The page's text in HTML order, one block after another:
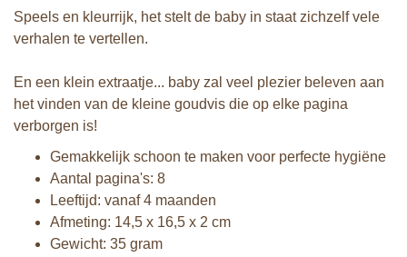
Speels en kleurrijk, het stelt de baby in staat zichzelf vele
verhalen te vertellen.
En een klein extraatje... baby zal veel plezier beleven aan
het vinden van de kleine goudvis die op elke pagina
verborgen is!
Gemakkelijk schoon te maken voor perfecte hygiëne
Aantal pagina's: 8
Leeftijd: vanaf 4 maanden
Afmeting: 14,5 x 16,5 x 2 cm
Gewicht: 35 gram